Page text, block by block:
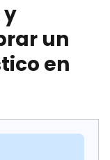
y
un
en